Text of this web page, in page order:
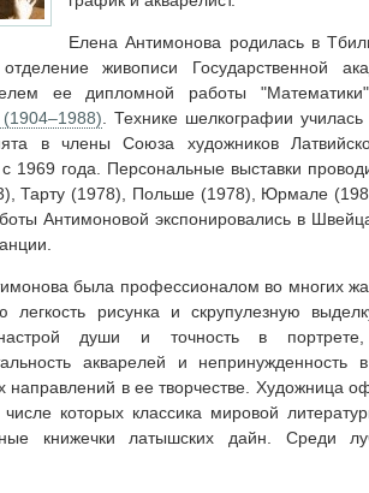
Елена Антимонова родилась в
живописи Государственной
ее дипломной работы
. Технике шелкографии
в члены Союза художников
с 1969 года. Персональные выставки
Тарту (1978), Польше (1978), Юрмале
Антимоновой экспонировались в
была профессионалом во многих
легкость рисунка и скрупулезную
души и точность в портрете,
акварелей и
направлений в ее творчестве. Художница
которых классика мировой
книжечки латышских дайн. Среди